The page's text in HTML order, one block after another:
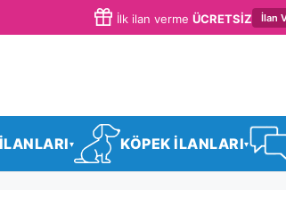
İlk ilan verme ÜCRETSİZ İlan
▾ KÖPEK İLANLARI▾